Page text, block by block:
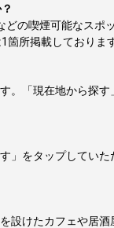
の喫煙可能なスポ
所掲載しておりま
。「現在地から探
」をタップしてい
設けたカフェや居